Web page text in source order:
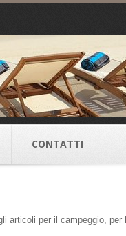
CONTATTI
articoli per il campeggio,